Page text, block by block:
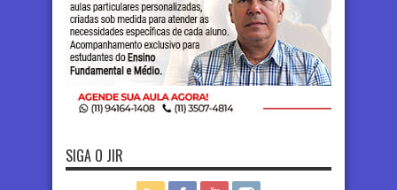
SIGA O JIR